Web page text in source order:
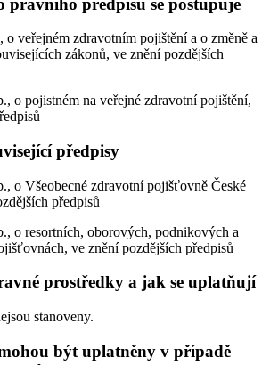
o veřejném zdravotním pojištění a o změně a
zákonů, ve znění pozdějších
o pojistném na veřejné zdravotní pojištění,
předpisy
o Všeobecné zdravotní pojišťovně České
předpisů
o resortních, oborových, podnikových a
ve znění pozdějších předpisů
prostředky a jak se uplatňují
stanoveny.
být uplatněny v případě